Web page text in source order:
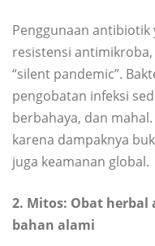
Penggunaan
resistensi
“silent pandemic”.
pengobatan infeksi
berbahaya, dan
karena dampaknya
juga keamanan global.
2. Mitos: Obat herbal
bahan alami